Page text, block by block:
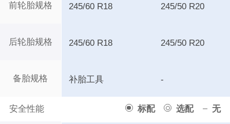
前轮胎规格
后轮胎规格
备胎规格
安全性能 标配 选配 无
245/60 R18 245/50 R20
245/60 R18 245/50 R20
补胎工具 -